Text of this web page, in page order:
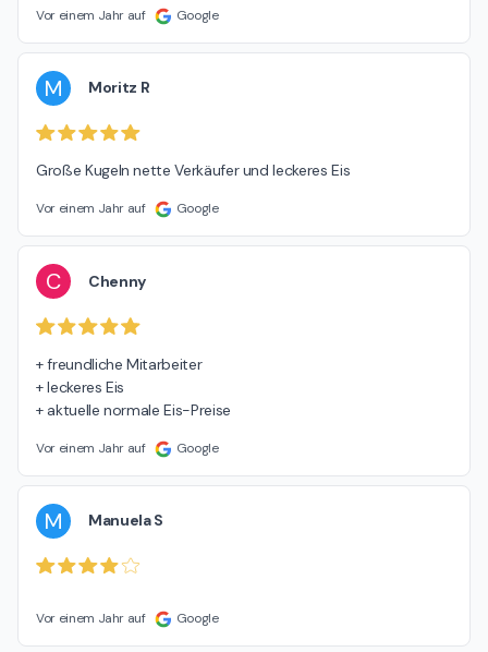
Vor einem Jahr auf Google
M Moritz R
Große Kugeln nette Verkäufer und leckeres Eis
Vor einem Jahr auf Google
C Chenny
+ freundliche Mitarbeiter
+ leckeres Eis
+ aktuelle normale Eis-Preise
Vor einem Jahr auf Google
M Manuela S
Vor einem Jahr auf Google